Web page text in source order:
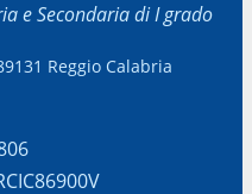
e Secondaria di I grado
Reggio Calabria